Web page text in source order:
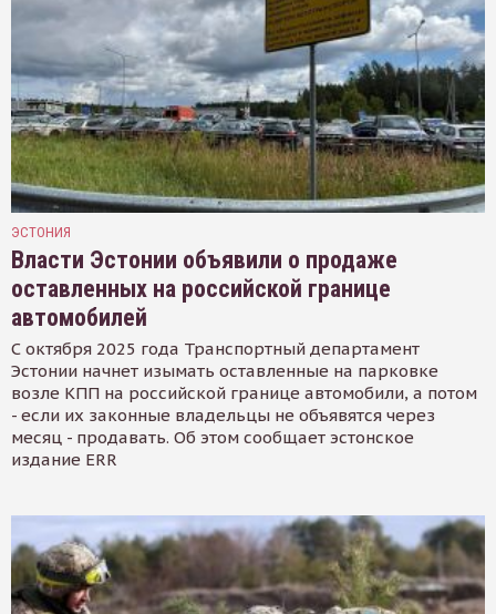
ЭСТОНИЯ
Власти Эстонии объявили о продаже
оставленных на российской границе
автомобилей
С октября 2025 года Транспортный департамент
Эстонии начнет изымать оставленные на парковке
возле КПП на российской границе автомобили, а потом
- если их законные владельцы не объявятся через
месяц - продавать. Об этом сообщает эстонское
издание ERR